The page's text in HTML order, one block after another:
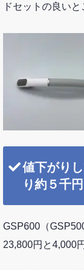
ドセットの良いと
値下がり
り約５千
GSP600（
23,800円と4,000